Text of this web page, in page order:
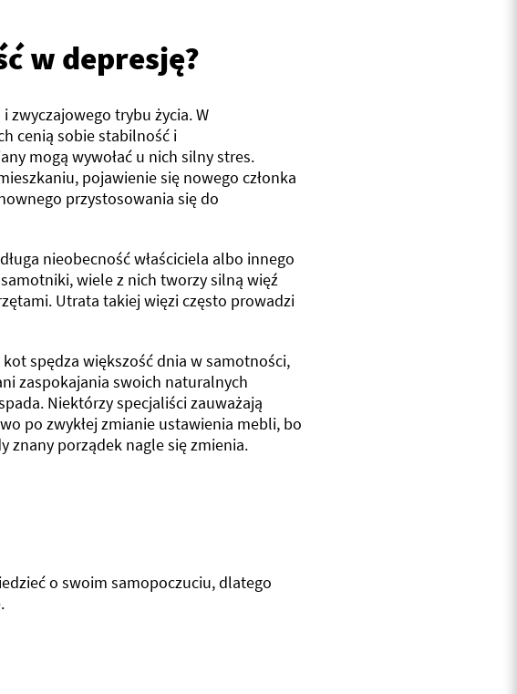
w depresję?
zwyczajowego trybu życia. W
cenią sobie stabilność i
mogą wywołać u nich silny stres.
pojawienie się nowego członka
przystosowania się do
nieobecność właściciela albo innego
wiele z nich tworzy silną więź
Utrata takiej więzi często prowadzi
spędza większość dnia w samotności,
zaspokajania swoich naturalnych
Niektórzy specjaliści zauważają
po zwykłej zmianie ustawienia mebli, bo
znany porządek nagle się zmienia.
o swoim samopoczuciu, dlatego